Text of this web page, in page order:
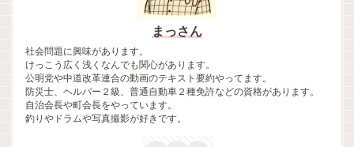
まっさん
社会問題に興味があります。
けっこう広く浅くなんでも関心があります。
公明党や中道改革連合の動画のテキスト要約やってます。
防災士、ヘルパー２級、普通自動車２種免許などの資格があります。
自治会長や町会長をやっています。
釣りやドラムや写真撮影が好きです。